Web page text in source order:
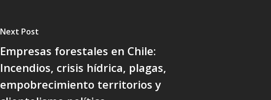
Next Post
Empresas forestales en Chile:
Incendios, crisis hídrica, plagas,
empobrecimiento territorios y